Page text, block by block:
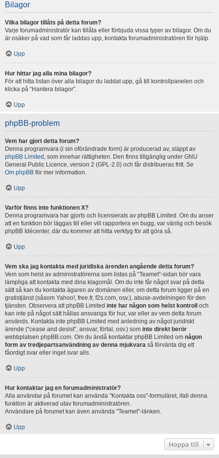
Bilagor
Vilka bilagor tillåts på detta forum?
Varje forumadministratör kan tillåta eller förbjuda vissa typer av bilagor. Om du
är osäker på vad som får laddas upp, kontakta forumadministratören för hjälp.
Upp
Hur hittar jag alla mina bilagor?
För att hitta listan över alla bilagor du laddat upp, gå till kontrollpanelen och
klicka på “Hantera bilagor”.
Upp
phpBB-problem
Vem har gjort detta forum?
Denna programvara (i sin oförändrade form) är producerad av, släppt av
phpBB Limited , som innehar rättigheten. Den finns tillgänglig under GNU
General Public Licence, version 2 (GPL-2.0) och får distribueras fritt. Se
Om phpBB för mer information.
Upp
Varför finns inte funktionen X?
Denna programvara har gjorts och licensierats av phpBB Limited. Om du anser
att en funktion bör läggas till eller vill rapportera en bugg, var vänlig och besök
phpBB Idécenter, där du kommer att hitta verktyg för att göra så.
Upp
Vem ska jag kontakta med juridiska ärenden angående detta forum?
Vem som helst av administratörerna som listas på “Teamet”-sidan bör vara
lämpliga att kontakta med dina klagomål. Om du inte får något svar på detta
sätt så kan du kontakta ägaren av domänen eller, om detta forum ligger på en
gratistjänst (såsom Yahoo!, free.fr, f2s.com, osv.), abuse-avdelningen för den
tjänsten. Observera att phpBB Limited inte har någon som helst kontroll
och
kan inte på något sätt hållas ansvariga för hur, var eller av vem detta forum
används. Kontakta inte phpBB Limited med anledning av något juridiskt
ärende (“cease and desist”, ansvar, förtal, osv.) som inte direkt berör
webbplatsen phpBB.com. Om du ändå kontaktar phpBB Limited om någon
form av tredjepartsanvändning av denna mjukvara så förvänta dig ett
fåordigt svar eller inget svar alls.
Upp
Hur kontaktar jag en forumadministratör?
Alla användar på forumet kan använda "Kontakta oss"-formuläret, ifall denna
funktion är aktiverad utav forumadministratören.
Användare på forumet kan även använda "Teamet"-länken.
Upp
Hoppa till